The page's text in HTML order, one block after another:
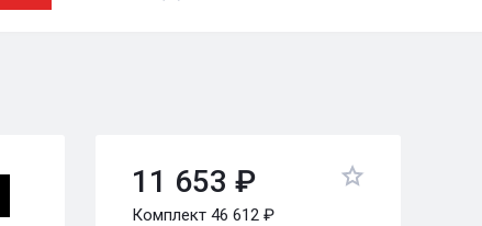
11 653 ₽
Комплект 46 612 ₽